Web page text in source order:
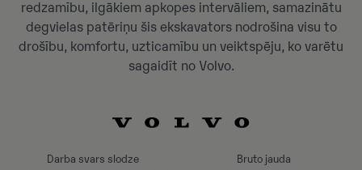
redzamību, ilgākiem apkopes intervāliem, samazinātu
degvielas patēriņu šis ekskavators nodrošina visu to
drošību, komfortu, uzticamību un veiktspēju, ko varētu
sagaidīt no Volvo.
Darba svars slodze Bruto jauda